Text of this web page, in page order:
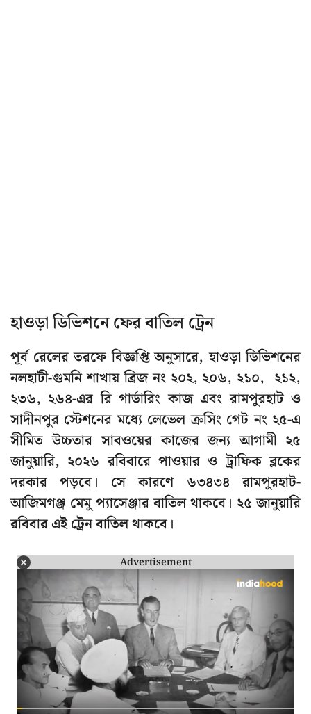
হাওড়া ডিভিশনে ফের বাতিল ট্রেন
পূর্ব রেলের তরফে বিজ্ঞপ্তি অনুসারে, হাওড়া ডিভিশনের
নলহাটী-গুমনি শাখায় ব্রিজ নং ২০২, ২০৬, ২১০, ২১২,
২৩৬, ২৬৪-এর রি গার্ডারিং কাজ এবং রামপুরহাট ও
সাদীনপুর স্টেশনের মধ্যে লেভেল ক্রসিং গেট নং ২৫-এ
সীমিত উচ্চতার সাবওয়ের কাজের জন্য আগামী ২৫
জানুয়ারি, ২০২৬ রবিবারে পাওয়ার ও ট্রাফিক ব্লকের
দরকার পড়বে। সে কারণে ৬৩৪৩৪ রামপুরহাট-
আজিমগঞ্জ মেমু প্যাসেঞ্জার বাতিল থাকবে। ২৫ জানুয়ারি
রবিবার এই ট্রেন বাতিল থাকবে।
Advertisement